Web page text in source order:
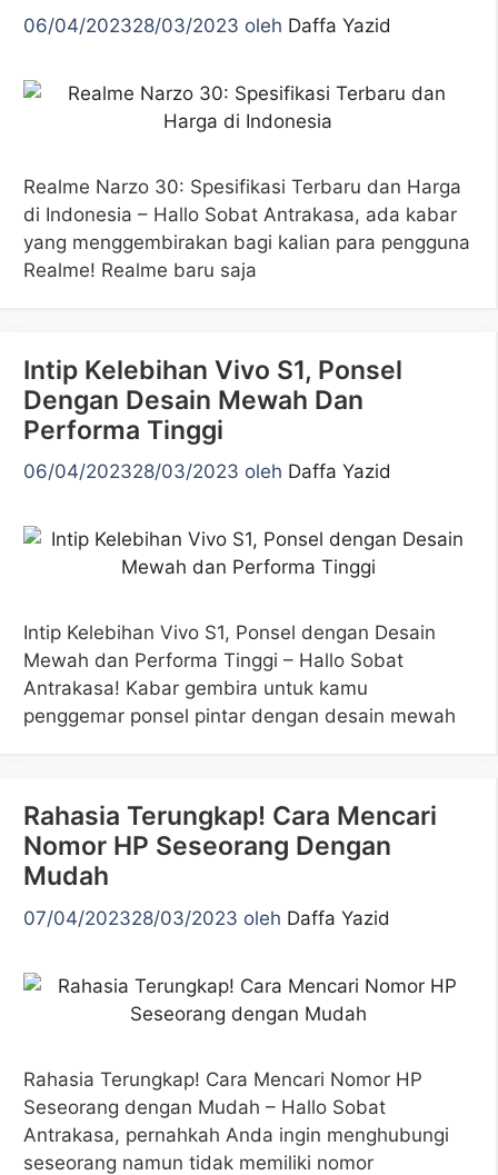
06/04/202328/03/2023 oleh Daffa Yazid
Realme Narzo 30: Spesifikasi Terbaru dan Harga
di Indonesia – Hallo Sobat Antrakasa, ada kabar
yang menggembirakan bagi kalian para pengguna
Realme! Realme baru saja
Intip Kelebihan Vivo S1, Ponsel
Dengan Desain Mewah Dan
Performa Tinggi
06/04/202328/03/2023 oleh Daffa Yazid
Intip Kelebihan Vivo S1, Ponsel dengan Desain
Mewah dan Performa Tinggi – Hallo Sobat
Antrakasa! Kabar gembira untuk kamu
penggemar ponsel pintar dengan desain mewah
Rahasia Terungkap! Cara Mencari
Nomor HP Seseorang Dengan
Mudah
07/04/202328/03/2023 oleh Daffa Yazid
Rahasia Terungkap! Cara Mencari Nomor HP
Seseorang dengan Mudah – Hallo Sobat
Antrakasa, pernahkah Anda ingin menghubungi
seseorang namun tidak memiliki nomor